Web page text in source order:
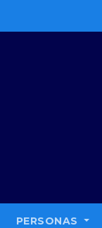
PERSONAS